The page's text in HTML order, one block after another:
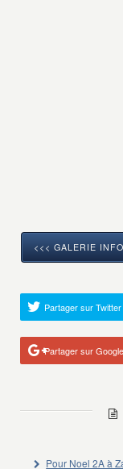
<<< GALERIE
Partager sur Twitter
Partager sur Google
Pour Noel 2A à